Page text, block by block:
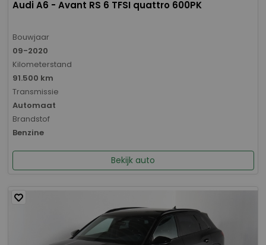
Audi A6 - Avant RS 6 TFSI quattro 600PK
Bouwjaar
09-2020
Kilometerstand
91.500 km
Transmissie
Automaat
Brandstof
Benzine
Bekijk auto